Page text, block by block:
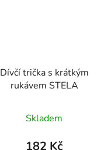
Dívčí trička s krátkým
rukávem STELA
Skladem
182 Kč